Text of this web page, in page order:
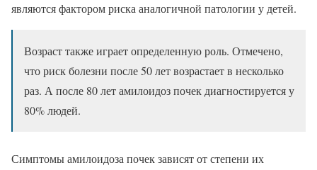
являются фактором риска аналогичной патологии у детей.
Возраст также играет определенную роль. Отмечено,
что риск болезни после 50 лет возрастает в несколько
раз. А после 80 лет амилоидоз почек диагностируется у
80% людей.
Симптомы амилоидоза почек зависят от степени их